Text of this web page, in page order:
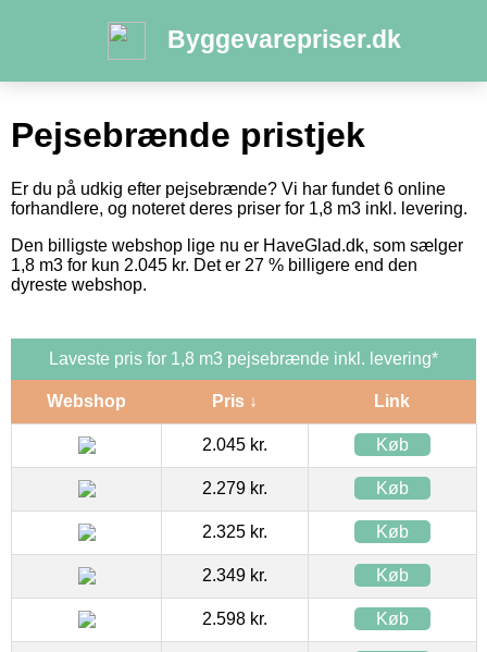
Byggevarepriser.dk
Pejsebrænde pristjek
Er du på udkig efter pejsebrænde? Vi har fundet 6 online
forhandlere, og noteret deres priser for 1,8 m3 inkl. levering.
Den billigste webshop lige nu er HaveGlad.dk, som sælger
1,8 m3 for kun 2.045 kr. Det er 27 % billigere end den
dyreste webshop.
Laveste pris for 1,8 m3 pejsebrænde inkl. levering*
Webshop Pris ↓ Link
2.045 kr. Køb
2.279 kr. Køb
2.325 kr. Køb
2.349 kr. Køb
2.598 kr. Køb